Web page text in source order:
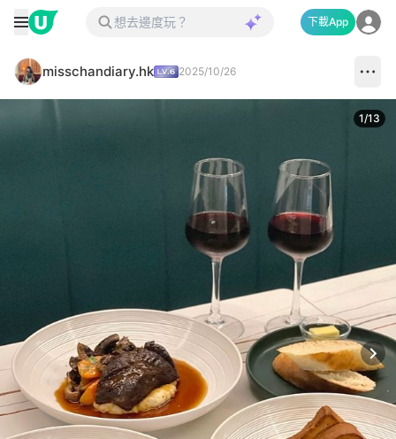
下載App
misschandiary.hk 2025/10/26
1/13